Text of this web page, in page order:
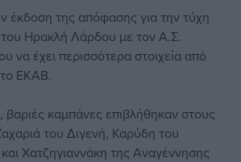
έκδοση της απόφασης για την τύχη
Ηρακλή Λάρδου με τον Α.Σ.
να έχει περισσότερα στοιχεία από
ΕΚΑΒ.
βαριές καμπάνες επιβλήθηκαν στους
του Διγενή, Καρύδη του
Χατζηγιαννάκη της Αναγέννησης